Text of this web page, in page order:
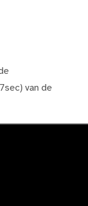
van de